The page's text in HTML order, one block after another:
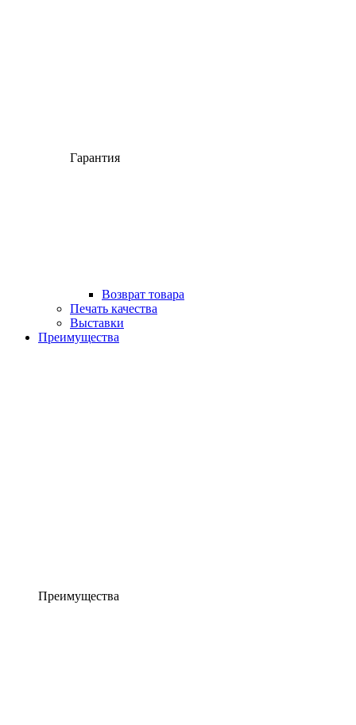
Гарантия
Возврат товара
Печать качества
Выставки
Преимущества
Преимущества